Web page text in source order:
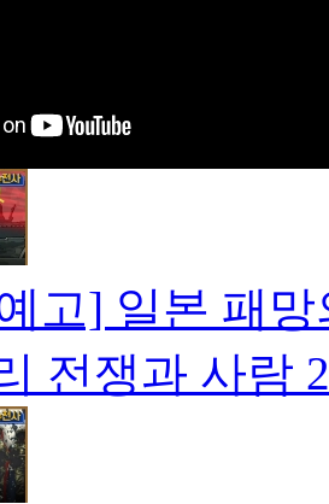
고] 일본 패
전쟁과 사람